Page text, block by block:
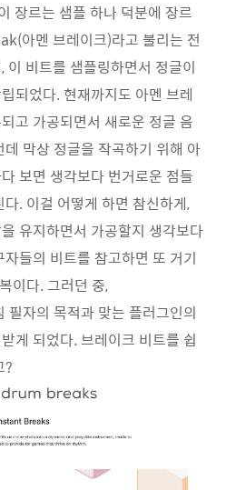
장르는 샘플 하나 덕분에 장르
아멘 브레이크)라고 불리는 전
이 비트를 샘플링하면서 정글이
되었다. 현재까지도 아멘 브레
고 가공되면서 새로운 정글 음
막상 정글을 작곡하기 위해 아
보면 생각보다 번거로운 점들
. 이걸 어떻게 하면 참신하게,
유지하면서 가공할지 생각보다
들의 비트를 참고하면 또 거기
이다. 그러던 중,
자의 목적과 맞는 플러그인의
게 되었다. 브레이크 비트를 쉽
?